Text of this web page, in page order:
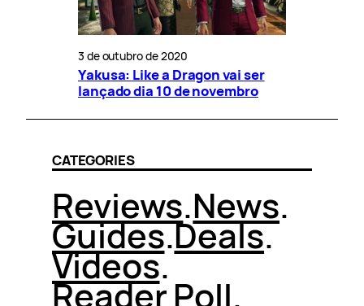
3 de outubro de 2020
Yakusa: Like a Dragon vai ser
lançado dia 10 de novembro
CATEGORIES
Reviews.News.
Guides.Deals.
Videos.
Reader Poll.